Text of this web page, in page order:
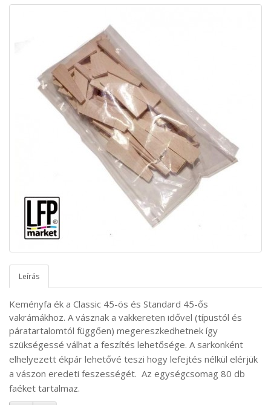
Leírás
Keményfa ék a Classic 45-ös és Standard 45-ős
vakrámákhoz. A vásznak a vakkereten idővel (típustól és
páratartalomtól függően) megereszkedhetnek így
szükségessé válhat a feszítés lehetősége. A sarkonként
elhelyezett ékpár lehetővé teszi hogy lefejtés nélkül elérjük
a vászon eredeti feszességét. Az egységcsomag 80 db
faéket tartalmaz.